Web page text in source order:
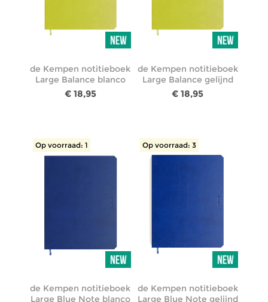
de Kempen notitieboek
Large Balance blanco
€ 18,95
de Kempen notitieboek
Large Balance gelijnd
€ 18,95
Op voorraad: 1
de Kempen notitieboek
Large Blue Note blanco
Op voorraad: 3
de Kempen notitieboek
Large Blue Note gelijnd